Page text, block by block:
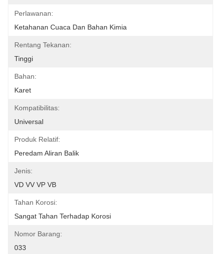
Perlawanan:
Ketahanan Cuaca Dan Bahan Kimia
Rentang Tekanan:
Tinggi
Bahan:
Karet
Kompatibilitas:
Universal
Produk Relatif:
Peredam Aliran Balik
Jenis:
VD VV VP VB
Tahan Korosi:
Sangat Tahan Terhadap Korosi
Nomor Barang:
033